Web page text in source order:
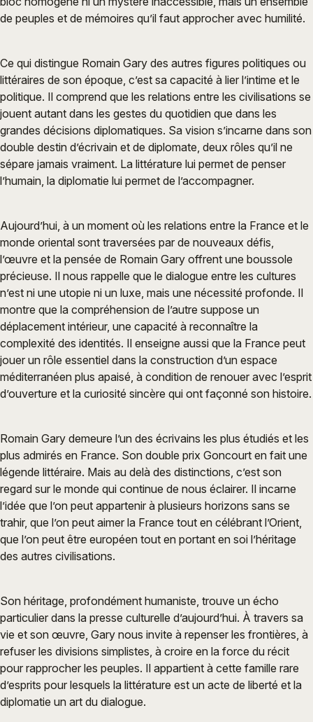
de peuples et de mémoires qu’il faut approcher avec humilité.
Ce qui distingue Romain Gary des autres figures politiques ou
littéraires de son époque, c’est sa capacité à lier l’intime et le
politique. Il comprend que les relations entre les civilisations se
jouent autant dans les gestes du quotidien que dans les
grandes décisions diplomatiques. Sa vision s’incarne dans son
double destin d’écrivain et de diplomate, deux rôles qu’il ne
sépare jamais vraiment. La littérature lui permet de penser
l’humain, la diplomatie lui permet de l’accompagner.
Aujourd’hui, à un moment où les relations entre la France et le
monde oriental sont traversées par de nouveaux défis,
l’œuvre et la pensée de Romain Gary offrent une boussole
précieuse. Il nous rappelle que le dialogue entre les cultures
n’est ni une utopie ni un luxe, mais une nécessité profonde. Il
montre que la compréhension de l’autre suppose un
déplacement intérieur, une capacité à reconnaître la
complexité des identités. Il enseigne aussi que la France peut
jouer un rôle essentiel dans la construction d’un espace
méditerranéen plus apaisé, à condition de renouer avec l’esprit
d’ouverture et la curiosité sincère qui ont façonné son histoire.
Romain Gary demeure l’un des écrivains les plus étudiés et les
plus admirés en France. Son double prix Goncourt en fait une
légende littéraire. Mais au delà des distinctions, c’est son
regard sur le monde qui continue de nous éclairer. Il incarne
l’idée que l’on peut appartenir à plusieurs horizons sans se
trahir, que l’on peut aimer la France tout en célébrant l’Orient,
que l’on peut être européen tout en portant en soi l’héritage
des autres civilisations.
Son héritage, profondément humaniste, trouve un écho
particulier dans la presse culturelle d’aujourd’hui. À travers sa
vie et son œuvre, Gary nous invite à repenser les frontières, à
refuser les divisions simplistes, à croire en la force du récit
pour rapprocher les peuples. Il appartient à cette famille rare
d’esprits pour lesquels la littérature est un acte de liberté et la
diplomatie un art du dialogue.